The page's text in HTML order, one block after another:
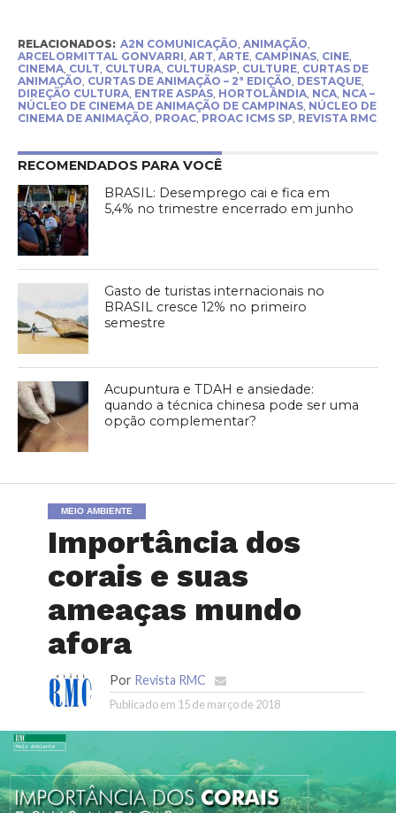
RELACIONADOS: A2N COMUNICAÇÃO ANIMAÇÃO
ARCELORMITTAL GONVARRI ART ARTE, CAMPINAS, CINE,
CINEMA, CULT CULTURA, CULTURASP CULTURE, CURTAS DE
ANIMAÇÃO CURTAS DE ANIMAÇÃO – 2ª EDIÇÃO DESTAQUE,
DIREÇÃO CULTURA, ENTRE ASPAS, HORTOLÂNDIA, NCA, NCA –
NÚCLEO DE CINEMA DE ANIMAÇÃO DE CAMPINAS, NÚCLEO DE
CINEMA DE ANIMAÇÃO PROAC, PROAC ICMS SP REVISTA RMC
RECOMENDADOS PARA VOCÊ
BRASIL: Desemprego cai e fica em
5,4% no trimestre encerrado em junho
Gasto de turistas internacionais no
BRASIL cresce 12% no primeiro
semestre
Acupuntura e TDAH e ansiedade:
quando a técnica chinesa pode ser uma
opção complementar?
MEIO AMBIENTE
Importância dos
corais e suas
ameaças mundo
afora
Por Revista RMC
Publicado em 15 de março de 2018